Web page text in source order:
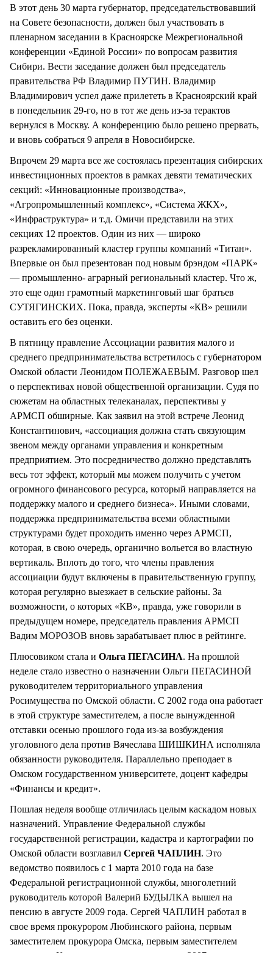
В этот день 30 марта губернатор, председательствовавший
на Совете безопасности, должен был участвовать в
пленарном заседании в Красноярске Межрегиональной
конференции «Единой России» по вопросам развития
Сибири. Вести заседание должен был председатель
правительства РФ Владимир ПУТИН. Владимир
Владимирович успел даже прилететь в Красноярский край
в понедельник 29-го, но в тот же день из-за терактов
вернулся в Москву. А конференцию было решено прервать,
и вновь собраться 9 апреля в Новосибирске.
Впрочем 29 марта все же состоялась презентация сибирских
инвестиционных проектов в рамках девяти тематических
секций: «Инновационные производства»,
«Агропромышленный комплекс», «Система ЖКХ»,
«Инфраструктура» и т.д. Омичи представили на этих
секциях 12 проектов. Один из них — широко
разрекламированный кластер группы компаний «Титан».
Впервые он был презентован под новым брэндом «ПАРК»
— промышленно- аграрный региональный кластер. Что ж,
это еще один грамотный маркетинговый шаг братьев
СУТЯГИНСКИХ. Пока, правда, эксперты «КВ» решили
оставить его без оценки.
В пятницу правление Ассоциации развития малого и
среднего предпринимательства встретилось с губернатором
Омской области Леонидом ПОЛЕЖАЕВЫМ. Разговор шел
о перспективах новой общественной организации. Судя по
сюжетам на областных телеканалах, перспективы у
АРМСП обширные. Как заявил на этой встрече Леонид
Константинович, «ассоциация должна стать связующим
звеном между органами управления и конкретным
предприятием. Это посредничество должно представлять
весь тот эффект, который мы можем получить с учетом
огромного финансового ресурса, который направляется на
поддержку малого и среднего бизнеса». Иными словами,
поддержка предпринимательства всеми областными
структурами будет проходить именно через АРМСП,
которая, в свою очередь, органично вольется во властную
вертикаль. Вплоть до того, что члены правления
ассоциации будут включены в правительственную группу,
которая регулярно выезжает в сельские районы. За
возможности, о которых «КВ», правда, уже говорили в
предыдущем номере, председатель правления АРМСП
Вадим МОРОЗОВ вновь зарабатывает плюс в рейтинге.
Плюсовиком стала и Ольга ПЕГАСИНА. На прошлой
неделе стало известно о назначении Ольги ПЕГАСИНОЙ
руководителем территориального управления
Росимущества по Омской области. С 2002 года она работает
в этой структуре заместителем, а после вынужденной
отставки осенью прошлого года из-за возбуждения
уголовного дела против Вячеслава ШИШКИНА исполняла
обязанности руководителя. Параллельно преподает в
Омском государственном университете, доцент кафедры
«Финансы и кредит».
Пошлая неделя вообще отличилась целым каскадом новых
назначений. Управление Федеральной службы
государственной регистрации, кадастра и картографии по
Омской области возглавил Сергей ЧАПЛИН. Это
ведомство появилось с 1 марта 2010 года на базе
Федеральной регистрационной службы, многолетний
руководитель которой Валерий БУДЫЛКА вышел на
пенсию в августе 2009 года. Сергей ЧАПЛИН работал в
свое время прокурором Любинского района, первым
заместителем прокурора Омска, первым заместителем